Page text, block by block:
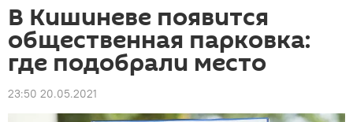
В Кишиневе появится
общественная парковка:
где подобрали место
23:50 20.05.2021